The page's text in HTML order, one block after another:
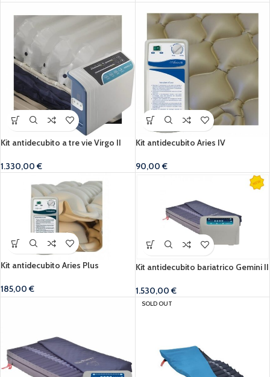
Kit antidecubito a tre vie Virgo II
1.330,00€
Kit antidecubito Aries IV
90,00€
Kit antidecubito Aries Plus
185,00€
Kit antidecubito bariatrico Gemini II
1.530,00€
SOLD OUT